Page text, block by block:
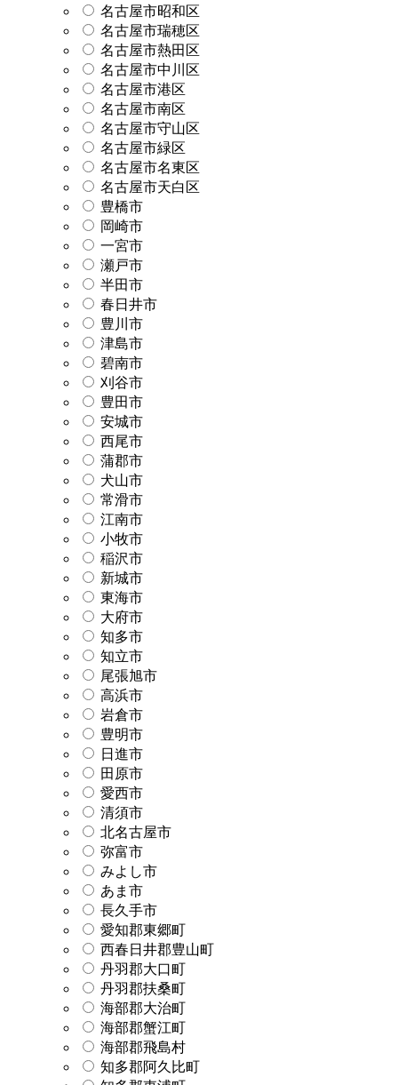
名古屋市昭和区
名古屋市瑞穂区
名古屋市熱田区
名古屋市中川区
名古屋市港区
名古屋市南区
名古屋市守山区
名古屋市緑区
名古屋市名東区
名古屋市天白区
豊橋市
岡崎市
一宮市
瀬戸市
半田市
春日井市
豊川市
津島市
碧南市
刈谷市
豊田市
安城市
西尾市
蒲郡市
犬山市
常滑市
江南市
小牧市
稲沢市
新城市
東海市
大府市
知多市
知立市
尾張旭市
高浜市
岩倉市
豊明市
日進市
田原市
愛西市
清須市
北名古屋市
弥富市
みよし市
あま市
長久手市
愛知郡東郷町
西春日井郡豊山町
丹羽郡大口町
丹羽郡扶桑町
海部郡大治町
海部郡蟹江町
海部郡飛島村
知多郡阿久比町